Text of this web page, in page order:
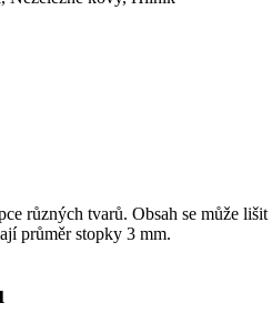
různých tvarů. Obsah se může lišit
průměr stopky 3 mm.